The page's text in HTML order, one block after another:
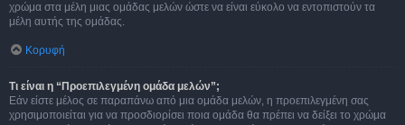
χρώμα στα μέλη μιας ομάδας μελών ώστε να είναι εύκολο να εντοπιστούν τα
μέλη αυτής της ομάδας.
Κορυφή
Τι είναι η “Προεπιλεγμένη ομάδα μελών”;
Εάν είστε μέλος σε παραπάνω από μια ομάδα μελών, η προεπιλεγμένη σας
χρησιμοποιείται για να προσδιορίσει ποια ομάδα θα πρέπει να δείξει το χρώμα